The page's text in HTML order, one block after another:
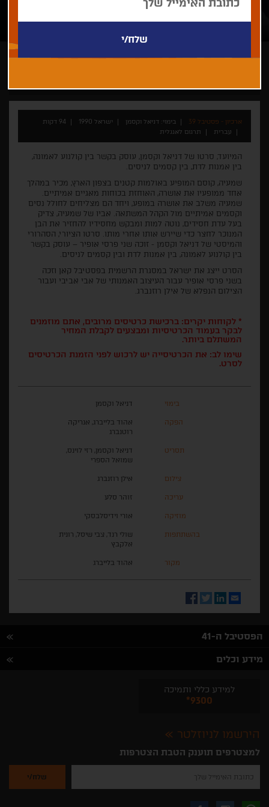
ארכיון - פסטיבל 39 בימוי: דניאל וקסמן ישראל 1990
94 דקות
עברית
תרגום לאנגלית
המיועד, סרטו של דניאל וקסמן, עוסק בקשר בין קולנוע לאמונה,
בין אמנות לדת, בין קסמים לניסים.
שמעיה, קוסם המופיע באולמות קטנים בצפון הארץ, מכיר במהלך
אחד ממופעיו את אושרה, האוחזת בכוחות מאגיים אמיתיים.
שמעיה משלב את אושרה במופע, ויחד הם מצליחים לחולל נסים
וקסמים אמיתיים מול הקהל המשתאה. אביו של שמעיה, צדיק
בעל עדת חסידים, נוטה למות ומבקש מחסידיו להחזיר את הבן
המנוכר לחצר כדי שיירש אותו אחרי מותו. סרטו הציורי, הסהרורי
והמיסטי של דניאל וקסמן - זוכה שני פרסי אופיר – עוסק בקשר
בין קולנוע לאמונה, בין אמנות לדת ובין קסמים לניסים.
הסרט ייצג את ישראל במסגרת הרשמית בפסטיבל קאן וזכה
בשני פרסי אופיר עבור העיצוב האמנותי של אבי אביבי ועבור
הצילום הנפלא של אילן רוזנברג.
* לקוחות יקרים: ברכישת כרטיסים מרובים, אתם מוזמנים
לבקר בעמוד הכרטיסיות ומבצעים לקבלת המחיר
המשתלם ביותר.
שימו לב: את הכרטיסייה יש לרכוש לפני הזמנת הכרטיסים
לסרט.
בימוי דניאל וקסמן
הפקה
אהוד בלייברג, אנריקה
רוטנברג
תסריט
דניאל וקסמן, רזי לוינס,
שמואל הספרי
צילום אילן רוזנברג
עריכה זוהר סלע
מוזיקה אורי וידיסלבסקי
בהשתתפות
שולי רנד, צבי שיסל, רונית
אלקבץ
מקור אהוד בלייברג
Email
LinkedIn
Twitter
Facebook
הפסטיבל ה-41
מידע וכלים
למידע כללי ותמיכה
*9300
הירשמו לניוזלטר
למצטרפים תוענק הטבת הצטרפות
להזין